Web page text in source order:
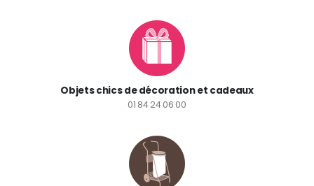
Objets chics de décoration et cadeaux
01 84 24 06 00